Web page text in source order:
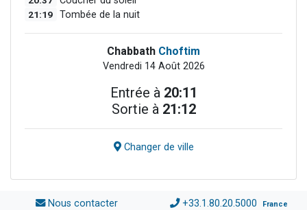
21:19 Tombée de la nuit
Chabbath Choftim
Vendredi 14 Août 2026
Entrée à 20:11
Sortie à 21:12
Changer de ville
Nous contacter +33.1.80.20.5000 France